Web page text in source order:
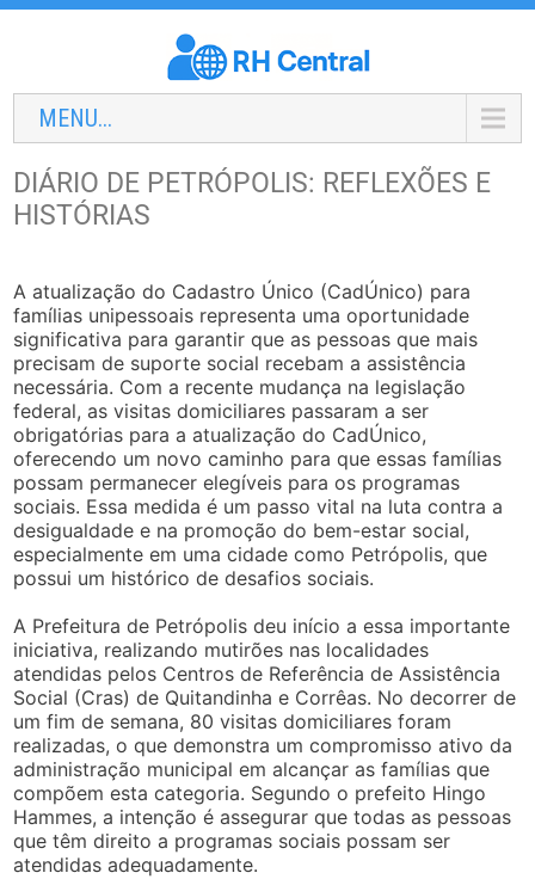
MENU...
DIÁRIO DE PETRÓPOLIS: REFLEXÕES E
HISTÓRIAS
A atualização do Cadastro Único (CadÚnico) para
famílias unipessoais representa uma oportunidade
significativa para garantir que as pessoas que mais
precisam de suporte social recebam a assistência
necessária. Com a recente mudança na legislação
federal, as visitas domiciliares passaram a ser
obrigatórias para a atualização do CadÚnico,
oferecendo um novo caminho para que essas famílias
possam permanecer elegíveis para os programas
sociais. Essa medida é um passo vital na luta contra a
desigualdade e na promoção do bem-estar social,
especialmente em uma cidade como Petrópolis, que
possui um histórico de desafios sociais.
A Prefeitura de Petrópolis deu início a essa importante
iniciativa, realizando mutirões nas localidades
atendidas pelos Centros de Referência de Assistência
Social (Cras) de Quitandinha e Corrêas. No decorrer de
um fim de semana, 80 visitas domiciliares foram
realizadas, o que demonstra um compromisso ativo da
administração municipal em alcançar as famílias que
compõem esta categoria. Segundo o prefeito Hingo
Hammes, a intenção é assegurar que todas as pessoas
que têm direito a programas sociais possam ser
atendidas adequadamente.